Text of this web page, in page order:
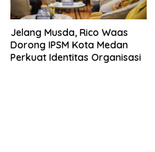
Jelang Musda, Rico Waas
Dorong IPSM Kota Medan
Perkuat Identitas Organisasi